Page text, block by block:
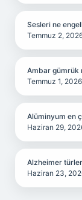
Sesleri ne
Temmuz 2,
Ambar gümrük
Temmuz 1, 2026
Alüminyum en
Haziran 29,
Alzheimer
Haziran 23,